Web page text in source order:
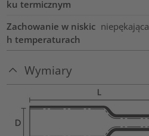
ku termicznym
Zachowanie w niskic
h temperaturach
niepękająca
Wymiary